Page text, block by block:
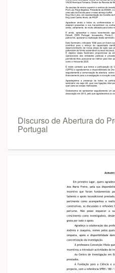
Discurso de Abertura do
Portugal